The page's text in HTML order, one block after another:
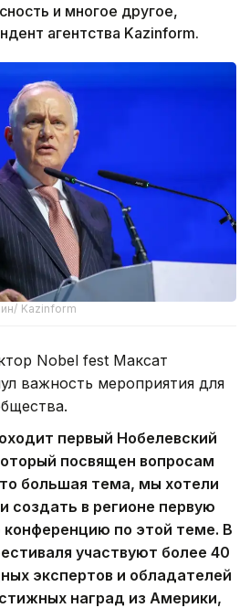
и многое другое,
агентства Kazinform.
Kazinform
Nobel fest Максат
важность мероприятия для
первый Нобелевский
посвящен вопросам
большая тема, мы хотели
создать в регионе первую
по этой теме. В
участвуют более 40
экспертов и обладателей
наград из Америки,